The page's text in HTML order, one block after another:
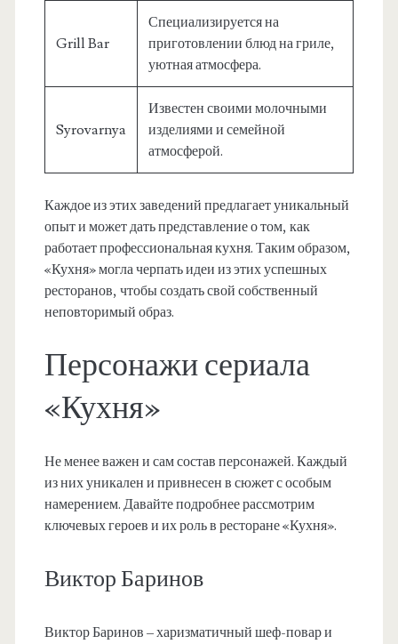
Grill Bar
Специализируется на
приготовлении блюд на гриле,
уютная атмосфера.
Syrovarnya
Известен своими молочными
изделиями и семейной
атмосферой.
Каждое из этих заведений предлагает уникальный
опыт и может дать представление о том, как
работает профессиональная кухня. Таким образом,
«Кухня» могла черпать идеи из этих успешных
ресторанов, чтобы создать свой собственный
неповторимый образ.
Персонажи сериала
«Кухня»
Не менее важен и сам состав персонажей. Каждый
из них уникален и привнесен в сюжет с особым
намерением. Давайте подробнее рассмотрим
ключевых героев и их роль в ресторане «Кухня».
Виктор Баринов
Виктор Баринов – харизматичный шеф-повар и